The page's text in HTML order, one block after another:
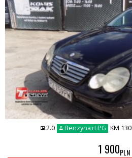
2.0 Benzyna+LPG KM 130
1 900PLN